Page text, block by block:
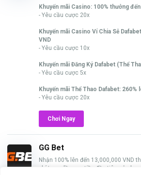
Khuyến mãi Casino: 100% thưởng
- Yêu cầu cược 20x
Khuyến mãi Casino Ví Chia Sẻ
VND
- Yêu cầu cược 10x
Khuyến mãi Đăng Ký Dafabet (Thể
- Yêu cầu cược 5x
Khuyến mãi Thể Thao Dafabet: 260%
- Yêu cầu cược 20x
Chơi Ngay
GG Bet
Nhận 100% lên đến 13,000,000 VND
phí trong lần nạp tiền đầu tiên của bạn